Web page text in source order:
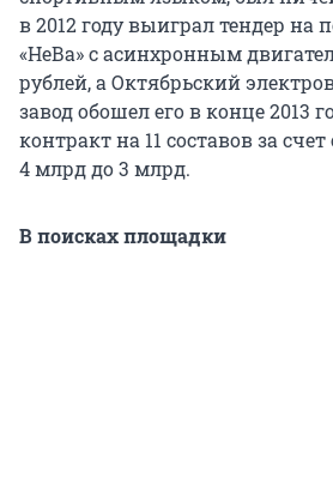
в 2012 году выиграл тендер на
«НеВа» с асинхронным
рублей, а Октябрьский
завод обошел его в конце 2013
контракт на 11 составов за
4 млрд до 3 млрд.
В поисках площадки